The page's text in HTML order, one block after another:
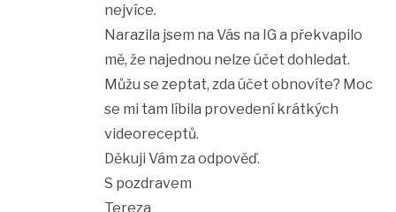
nejvíce.
Narazila jsem na Vás na IG a překvapilo
mě, že najednou nelze účet dohledat.
Můžu se zeptat, zda účet obnovíte? Moc
se mi tam líbila provedení krátkých
videoreceptů.
Děkuji Vám za odpověď.
S pozdravem
Tereza